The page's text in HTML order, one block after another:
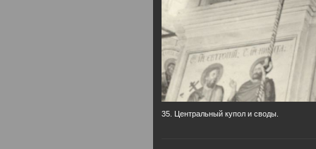
35. Центральный купол и своды.